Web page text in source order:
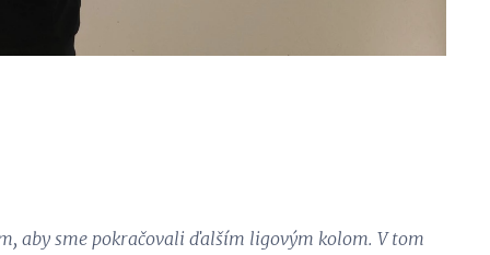
aby sme pokračovali ďalším ligovým kolom. V tom